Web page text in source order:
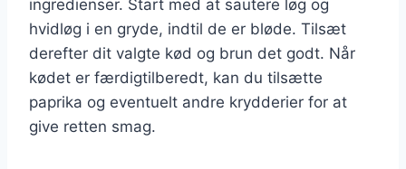
ingredienser. Start med at sautere løg og
hvidløg i en gryde, indtil de er bløde. Tilsæt
derefter dit valgte kød og brun det godt. Når
kødet er færdigtilberedt, kan du tilsætte
paprika og eventuelt andre krydderier for at
give retten smag.